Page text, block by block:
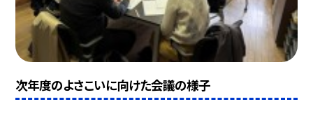
次年度のよさこいに向けた会議の様子